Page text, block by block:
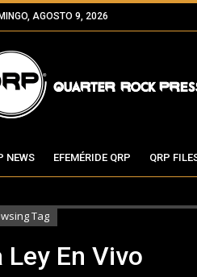
AGOSTO 9, 2026
NEWS EFEMÉRIDE QRP QRP
Tag
Ley En Vivo